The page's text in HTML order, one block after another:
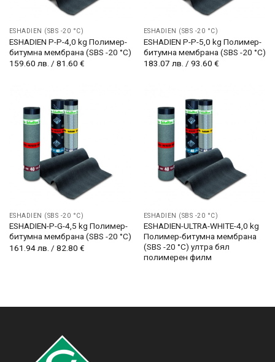
ESHADIEN (SBS -20 °C)
ESHADIEN P-P-4,0 kg Полимер-
битумна мембрана (SBS -20 °C)
159.60 лв. / 81.60 €
ESHADIEN (SBS -20 °C)
ESHADIEN P-P-5,0 kg Полимер-
битумна мембрана (SBS -20 °C)
183.07 лв. / 93.60 €
ESHADIEN (SBS -20 °C)
ESHADIEN-P-G-4,5 kg Полимер-
битумна мембрана (SBS -20 °C)
161.94 лв. / 82.80 €
ESHADIEN (SBS -20 °C)
ESHADIEN-ULTRA-WHITE-4,0 kg
Полимер-битумна мембрана
(SBS -20 °C) ултра бял
полимерен филм